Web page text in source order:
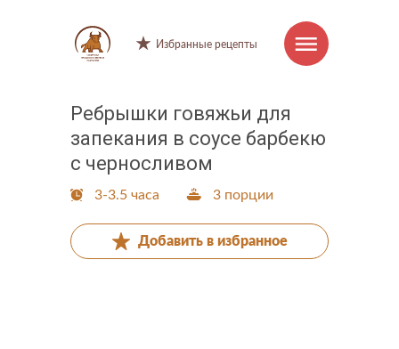
Интернет-магазин
Продукция
Торговые марки
Рецепты
Избранные рецепты
Ребрышки говяжьи для
запекания в соусе барбекю
с черносливом
3-3.5 часа 3 порции
Добавить в избранное
Ребрышки говяжьи для запекания в соусе
барбекю с черносливом